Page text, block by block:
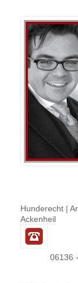
Hunderecht |
Ackenheil
06136